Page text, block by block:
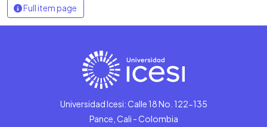
Full item page
Universidad Icesi: Calle 18 No. 122-135
Pance, Cali - Colombia